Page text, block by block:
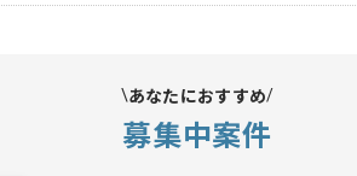
あなたにおすすめ
募集中案件